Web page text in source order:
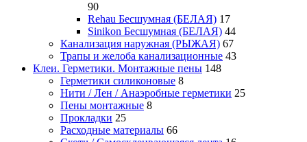
90
Rehau Бесшумная (БЕЛАЯ) 17
Sinikon Бесшумная (БЕЛАЯ) 44
Канализация наружная (РЫЖАЯ) 67
Трапы и желоба канализационные 43
Клеи. Герметики. Монтажные пены 148
Герметики силиконовые 8
Нити / Лен / Анаэробные герметики 25
Пены монтажные 8
Прокладки 25
Расходные материалы 66